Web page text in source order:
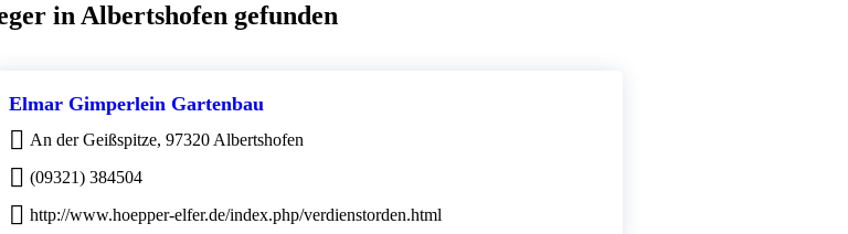
in Albertshofen gefunden
Elmar Gimperlein Gartenbau
An der Geißspitze, 97320 Albertshofen
(09321) 384504
http://www.hoepper-elfer.de/index.php/verdienstorden.html